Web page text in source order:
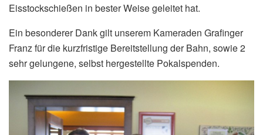
Eisstockschießen in bester Weise geleitet hat.
Ein besonderer Dank gilt unserem Kameraden Grafinger
Franz für die kurzfristige Bereitstellung der Bahn, sowie 2
sehr gelungene, selbst hergestellte Pokalspenden.